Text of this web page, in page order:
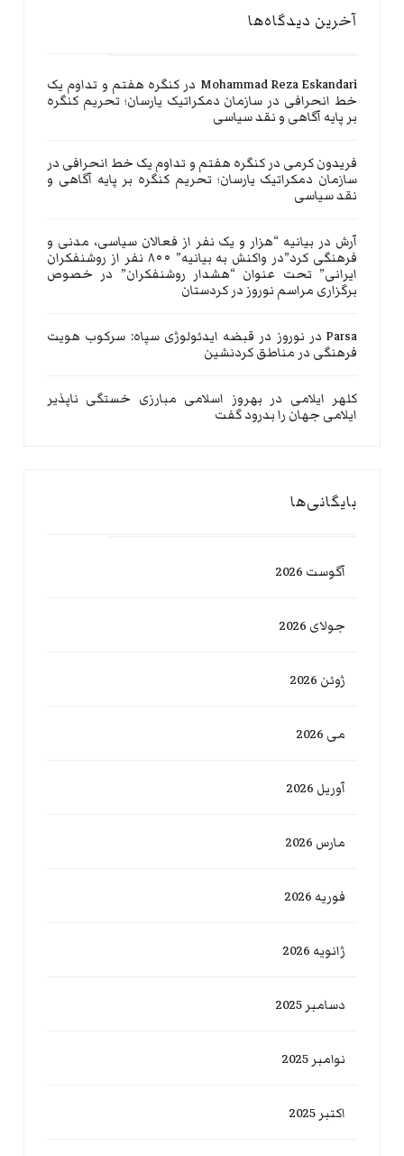
آخرین دیدگاه‌ها
Mohammad Reza Eskandari در کنگره هفتم و تداوم یک
خط انحرافی در سازمان دمکراتیک یارسان؛ تحریم کنگره
بر پایه آگاهی و نقد سیاسی
فریدون کرمی درکنگره هفتم و تداوم یک خط انحرافی در
سازمان دمکراتیک یارسان؛ تحریم کنگره بر پایه آگاهی و
نقد سیاسی
آرش در بیانیه “هزار و یک نفر از فعالان سیاسی، مدنی و
فرهنگی کرد”در واکنش به بیانیه” ۸۰۰ نفر از روشنفکران
ایرانی” تحت عنوان “هشدار روشنفکران” در خصوص
برگزاری مراسم نوروز در کردستان
Parsa در نوروز در قبضه ایدئولوژی سپاه: سرکوب هویت
فرهنگی در مناطق کردنشین
کلهر ایلامی در بهروز اسلامی مبارزی خستگی ناپذیر
ایلامی جهان را بدرود گفت
بایگانی‌ها
آگوست 2026
جولای 2026
ژوئن 2026
می 2026
آوریل 2026
مارس 2026
فوریه 2026
ژانویه 2026
دسامبر 2025
نوامبر 2025
اکتبر 2025